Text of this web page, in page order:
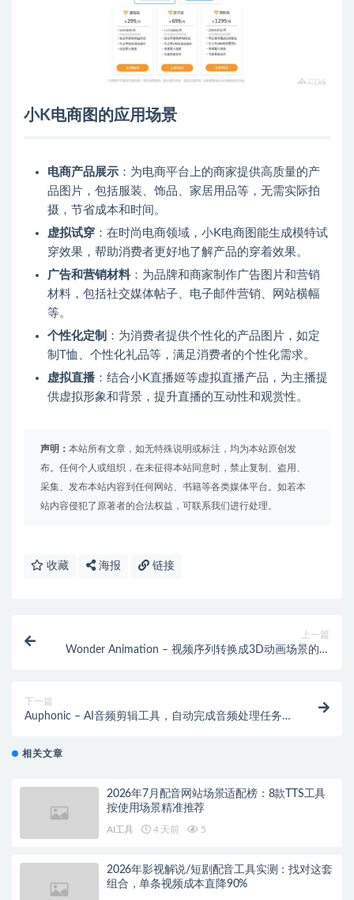
小K电商图的应用场景
电商产品展示 ：为电商平台上的商家提供高质量的产
品图片，包括服装、饰品、家居用品等，无需实际拍
摄，节省成本和时间。
虚拟试穿 ：在时尚电商领域，小K电商图能生成模特试
穿效果，帮助消费者更好地了解产品的穿着效果。
广告和营销材料 ：为品牌和商家制作广告图片和营销
材料，包括社交媒体帖子、电子邮件营销、网站横幅
等。
个性化定制 ：为消费者提供个性化的产品图片，如定
制T恤、个性化礼品等，满足消费者的个性化需求。
虚拟直播 ：结合小K直播姬等虚拟直播产品，为主播提
供虚拟形象和背景，提升直播的互动性和观赏性。
声明： 本站所有文章，如无特殊说明或标注，均为本站原创发
布。任何个人或组织，在未征得本站同意时，禁止复制、盗用、
采集、发布本站内容到任何网站、书籍等各类媒体平台。如若本
站内容侵犯了原著者的合法权益，可联系我们进行处理。
收藏 海报 链接
上一篇
Wonder Animation – 视频序列转换成3D动画场景的AI
下一篇
Auphonic – AI音频剪辑工具，自动完成音频处理任务生
相关文章
2026年7月配音网站场景适配榜：8款TTS工具
按使用场景精准推荐
AI工具 4 天前 5
2026年影视解说/短剧配音工具实测：找对这套
组合，单条视频成本直降90%